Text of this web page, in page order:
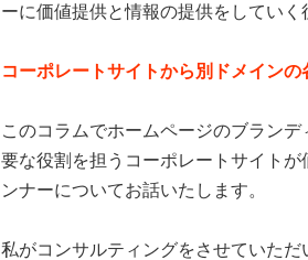
ーに価値提供と情報の提供をしていく
コーポレートサイトから別ドメイン
このコラムでホームページのブラン
要な役割を担うコーポレートサイト
ンナーについてお話いたします。
私がコンサルティングをさせていた